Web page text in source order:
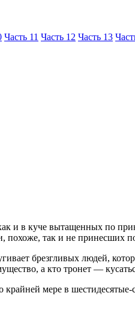
Часть 11 Часть 12 Часть 13
и в куче вытащенных по
похоже, так и не принесших
брезгливых людей,
а кто тронет —
мере в